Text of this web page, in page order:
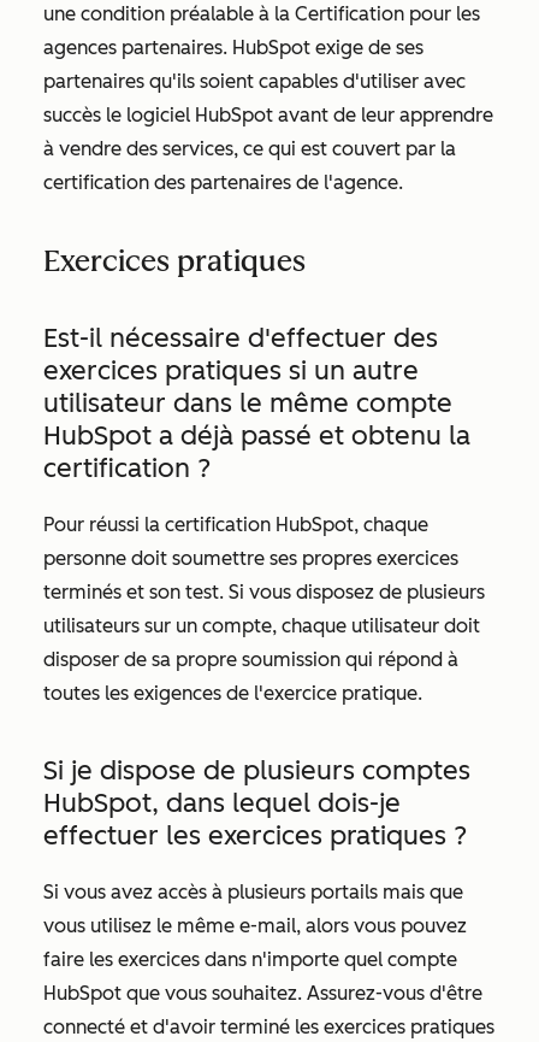
une condition préalable à la Certification pour les
agences partenaires. HubSpot exige de ses
partenaires qu'ils soient capables d'utiliser avec
succès le logiciel HubSpot avant de leur apprendre
à vendre des services, ce qui est couvert par la
certification des partenaires de l'agence.
Exercices pratiques
Est-il nécessaire d'effectuer des
exercices pratiques si un autre
utilisateur dans le même compte
HubSpot a déjà passé et obtenu la
certification ?
Pour réussi la certification HubSpot, chaque
personne doit soumettre ses propres exercices
terminés et son test. Si vous disposez de plusieurs
utilisateurs sur un compte, chaque utilisateur doit
disposer de sa propre soumission qui répond à
toutes les exigences de l'exercice pratique.
Si je dispose de plusieurs comptes
HubSpot, dans lequel dois-je
effectuer les exercices pratiques ?
Si vous avez accès à plusieurs portails mais que
vous utilisez le même e-mail, alors vous pouvez
faire les exercices dans n'importe quel compte
HubSpot que vous souhaitez. Assurez-vous d'être
connecté et d'avoir terminé les exercices pratiques